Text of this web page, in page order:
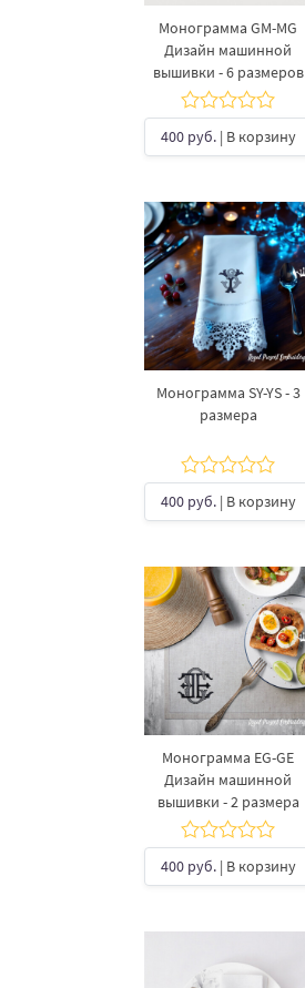
Монограмма GM-MG
Дизайн машинной
вышивки - 6 размеров
400 руб.| В корзину
Монограмма SY-YS - 3
размера
400 руб.| В корзину
Монограмма EG-GE
Дизайн машинной
вышивки - 2 размера
400 руб.| В корзину